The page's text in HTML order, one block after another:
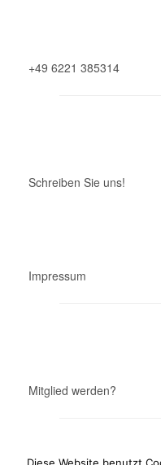
+49 6221 385314
Schreiben Sie uns!
Impressum
Mitglied werden?